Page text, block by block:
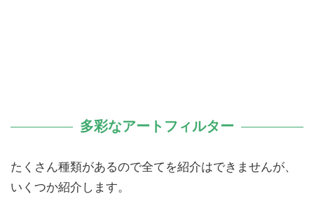
多彩なアートフィルター
たくさん種類があるので全てを紹介はできませんが、
いくつか紹介します。